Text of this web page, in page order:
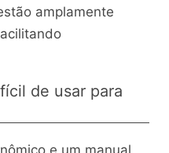
amplamente
de usar para
e um manual